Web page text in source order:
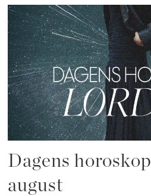
Dagens
august